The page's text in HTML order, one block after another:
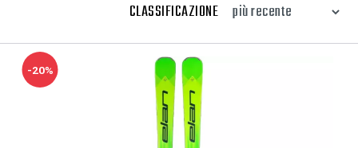
CLASSIFICAZIONE
-20%